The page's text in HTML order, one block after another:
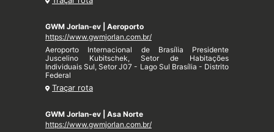
GWM Jorlan-ev | Aeroporto
https://www.gwmjorlan.com.br/
Aeroporto Internacional de Brasília Presidente
Juscelino Kubitschek, Setor de Habitações
Individuais Sul, Setor J07 - Lago Sul Brasília - Distrito
Federal
Traçar rota
GWM Jorlan-ev | Asa Norte
https://www.gwmjorlan.com.br/